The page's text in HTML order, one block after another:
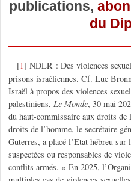
publications,
du
[1]NDLR : Des violences
prisons israéliennes. Cf. Luc
Israël à propos des violences
palestiniens, Le Monde, 30 mai
du haut-commissaire aux droits de
droits de l’homme, le secrétaire
Guterres, a placé l’Etat hébreu
suspectées ou responsables de
conflits armés. « En 2025,